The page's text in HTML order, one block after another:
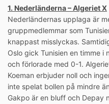
1. Nederländerna – Algeriet X
Nederländernas upplaga är
gruppmedlemmar som
knappast misslyckas.
Oslo gick Tunisien en timme i
och förlorade med 0-1.
Koeman erbjuder noll och
inte spelat bollen på mindre
Gakpo är en bluff och Depay